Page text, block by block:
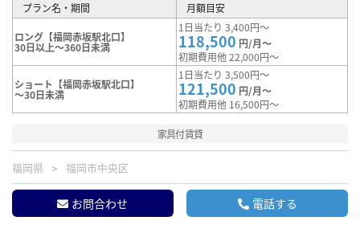
プラン名・期間 月額目安
ロング【福岡赤坂駅北口】
30日以上～360日未満
1日当たり 3,400円～
118,500 円/月～
初期費用他 22,000円～
ショート【福岡赤坂駅北口】
～30日未満
1日当たり 3,500円～
121,500 円/月～
初期費用他 16,500円～
家具付賃貸
福岡県 福岡市中央区
お問合わせ 電話する